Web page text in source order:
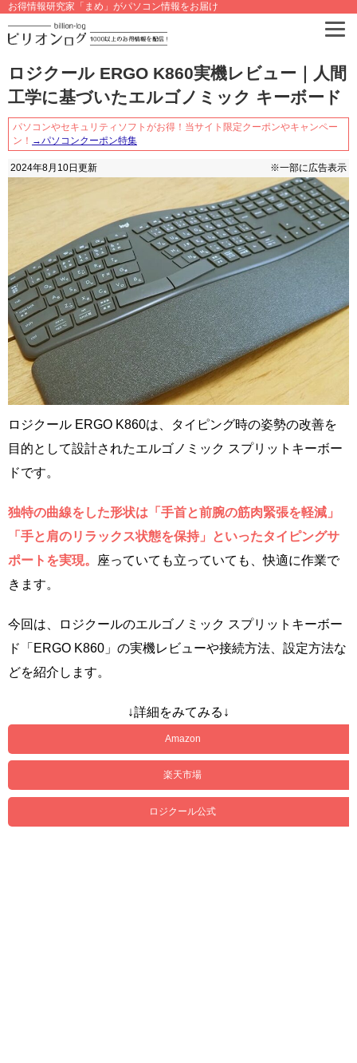
お得情報研究家「まめ」がパソコン情報をお届け
ロジクール ERGO K860実機レビュー｜人間
工学に基づいたエルゴノミック キーボード
パソコンやセキュリティソフトがお得！当サイト限定クーポンやキャンペー
ン！ →パソコンクーポン特集
2024年8月10日 更新 ※一部に広告表示
ロジクール ERGO K860は、タイピング時の姿勢の改善を
目的として設計されたエルゴノミック スプリットキーボー
ドです。
独特の曲線をした形状は「手首と前腕の筋肉緊張を軽減」
「手と肩のリラックス状態を保持」といったタイピングサ
ポートを実現。
座っていても立っていても、快適に作業で
きます。
今回は、ロジクールのエルゴノミック スプリットキーボー
ド「ERGO K860」の実機レビューや接続方法、設定方法な
どを紹介します。
↓詳細をみてみる↓
Amazon
楽天市場
ロジクール公式